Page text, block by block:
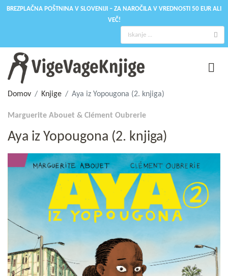
BREZPLAČNA POŠTNINA V SLOVENIJI – ZA NAROČILA V VREDNOSTI 50 EUR ALI
VEČ!
Domov Knjige Aya iz Yopougona (2. knjiga)
Marguerite Abouet & Clément Oubrerie
Aya iz Yopougona (2. knjiga)